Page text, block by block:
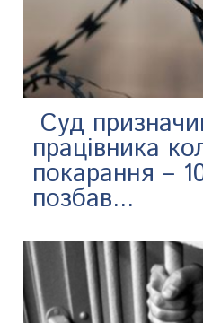
Суд
працівника
покарання –
позбав...